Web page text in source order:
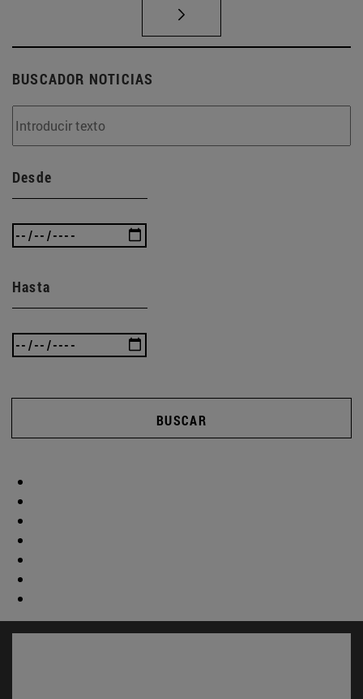
BUSCADOR NOTICIAS
Desde
Hasta
BUSCAR